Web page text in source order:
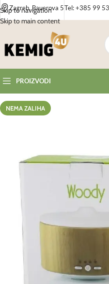
Skip to navigation
Skip to main content
Zagreb, Bauerova 5Tel: +385 99
PROIZVODI
NEMA ZALIHA